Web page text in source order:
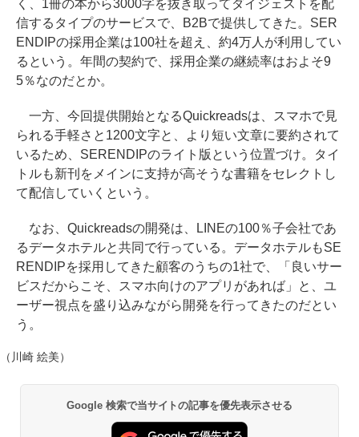
く、1冊の本から3000字を抜き取ってダイジェストを配
信するタイプのサービスで、B2Bで提供してきた。SER
ENDIPの採用企業は100社を超え、約4万人が利用してい
るという。年間の契約で、採用企業の継続率はおよそ9
5％なのだとか。
一方、今回提供開始となるQuickreadsは、スマホで見
られる手軽さと1200文字と、より短い文章に要約されて
いるため、SERENDIPのライト版という位置づけ。タイ
トルも新刊をメインに支持が高そうな書籍をセレクトし
て配信していくという。
なお、Quickreadsの開発は、LINEの100％子会社であ
るデータホテルと共同で行っている。データホテルもSE
RENDIPを採用してきた顧客のうちの1社で、「良いサー
ビスだからこそ、スマホ向けのアプリがあれば」と、ユ
ーザー視点を盛り込みながら開発を行ってきたのだとい
う。
（川崎 絵美）
Google 検索で当サイトの記事を優先表示させる